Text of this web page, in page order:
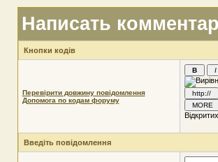
Написать
Кнопки кодів
Перевірити довжину повідомлення
Допомога по кодам форуму
Введіть повідомлення